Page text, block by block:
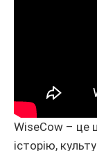
WiseCow – це
історію,